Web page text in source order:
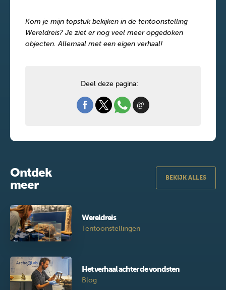
Kom je mijn topstuk bekijken in de tentoonstelling
Wereldreis? Je ziet er nog veel meer opgedoken
objecten. Allemaal met een eigen verhaal!
Deel deze pagina:
Ontdek
meer
BEKIJK ALLES
Wereldreis
Tentoonstellingen
Het verhaal achter de vondsten
Blog